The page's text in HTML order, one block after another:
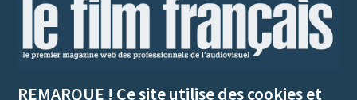
REMARQUE ! Ce site utilise des cookies et